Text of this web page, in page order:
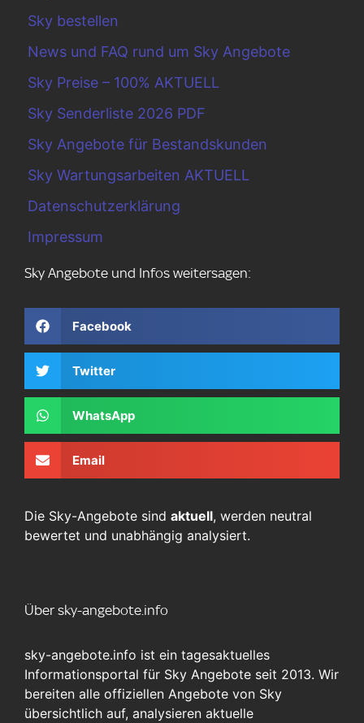
Sky bestellen
News und FAQ rund um Sky Angebote
Sky Preise – 100% AKTUELL
Sky Senderliste 2026 PDF
Sky Angebote für Bestandskunden
Sky Wartungsarbeiten AKTUELL
Datenschutzerklärung
Impressum
Sky Angebote und Infos weitersagen:
Facebook
Twitter
WhatsApp
Email
Die Sky-Angebote sind aktuell, werden neutral
bewertet und unabhängig analysiert.
Über sky-angebote.info
sky-angebote.info ist ein tagesaktuelles
Informationsportal für Sky Angebote seit 2013. Wir
bereiten alle offiziellen Angebote von Sky
übersichtlich auf, analysieren aktuelle